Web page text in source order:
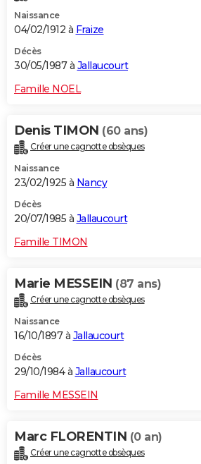
Naissance
04/02/1912 à Fraize
Décès
30/05/1987 à Jallaucourt
Famille NOEL
Denis TIMON (60 ans)
Créer une cagnotte obsèques
Naissance
23/02/1925 à Nancy
Décès
20/07/1985 à Jallaucourt
Famille TIMON
Marie MESSEIN (87 ans)
Créer une cagnotte obsèques
Naissance
16/10/1897 à Jallaucourt
Décès
29/10/1984 à Jallaucourt
Famille MESSEIN
Marc FLORENTIN (0 an)
Créer une cagnotte obsèques